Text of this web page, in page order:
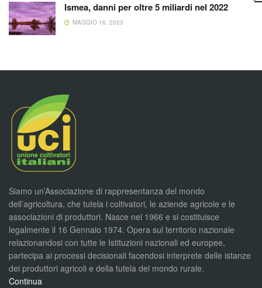
Ismea, danni per oltre 5 miliardi nel 2022
MAGGIO 16, 2023
Siamo un’Associazione di rappresentanza del mondo
dell’agricoltura, che tutela i coltivatori, le aziende agricole e le
associazioni di produttori. Nasce nel 1966 e si costituisce
legalmente il 16 Gennaio 1974. Opera sul territorio nazionale
relazionandosi con tutte le Istituzioni nazionali ed europee,
partecipa ai processi decisionali facendosi interprete delle istanze
dei produttori agricoli e della tutela del mondo rurale.
Continua